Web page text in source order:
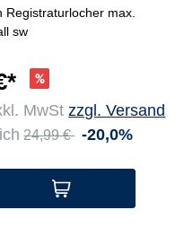
Registraturlocher max.
sw
MwStzzgl. Versand
24,99 € -20,0%